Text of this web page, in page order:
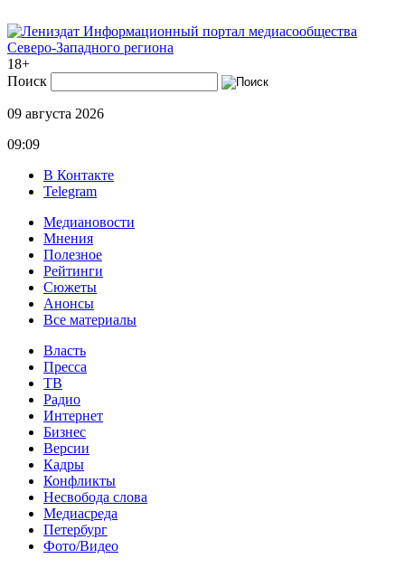
Информационный портал медиасообщества
Северо-Западного региона
18+
Поиск
09 августа 2026
09:09
В Контакте
Telegram
Медиановости
Мнения
Полезное
Рейтинги
Сюжеты
Анонсы
Все материалы
Власть
Пресса
ТВ
Радио
Интернет
Бизнес
Версии
Кадры
Конфликты
Несвобода слова
Медиасреда
Петербург
Фото/Видео